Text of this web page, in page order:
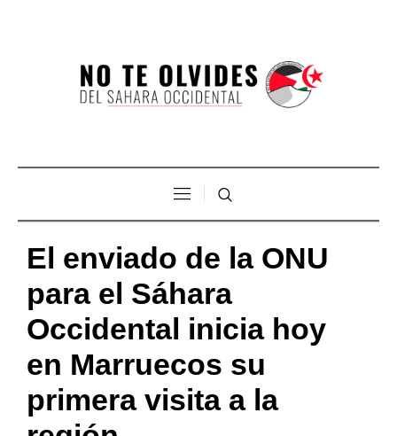
El enviado de la ONU
para el Sáhara
Occidental inicia hoy
en Marruecos su
primera visita a la